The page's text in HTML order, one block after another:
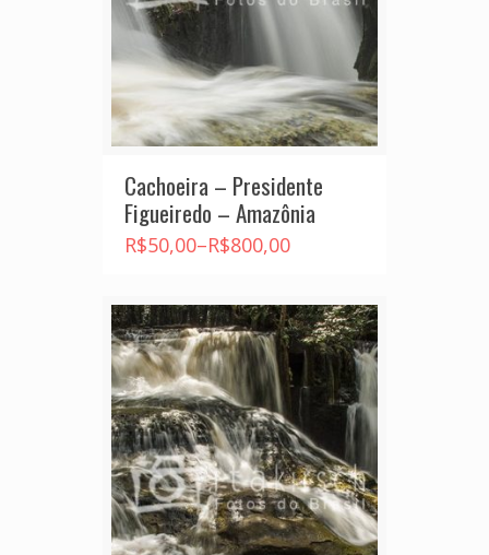
Cachoeira – Presidente
Figueiredo – Amazônia
R$50,00–R$800,00